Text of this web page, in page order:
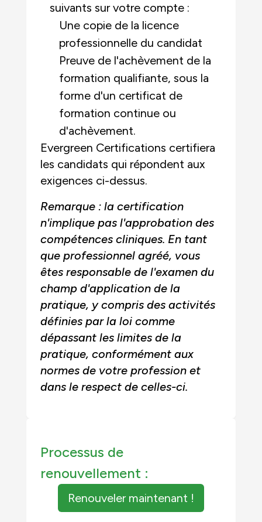
suivants sur votre compte :
Une copie de la licence
professionnelle du candidat
Preuve de l'achèvement de la
formation qualifiante, sous la
forme d'un certificat de
formation continue ou
d'achèvement.
Evergreen Certifications certifiera
les candidats qui répondent aux
exigences ci-dessus.
Remarque : la certification
n'implique pas l'approbation des
compétences cliniques. En tant
que professionnel agréé, vous
êtes responsable de l'examen du
champ d'application de la
pratique, y compris des activités
définies par la loi comme
dépassant les limites de la
pratique, conformément aux
normes de votre profession et
dans le respect de celles-ci.
Processus de
renouvellement :
Renouveler maintenant !